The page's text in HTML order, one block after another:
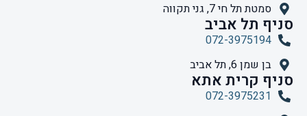
סמטת תל חי 7, גני תקווה
סניף תל אביב
072-3975194
בן שמן 6, תל אביב
סניף קרית אתא
072-3975231